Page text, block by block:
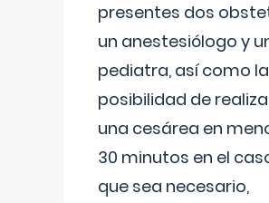
presentes dos
un anestesiólogo y
pediatra, así como la
posibilidad de
una cesárea en
30 minutos en el
que sea necesario,